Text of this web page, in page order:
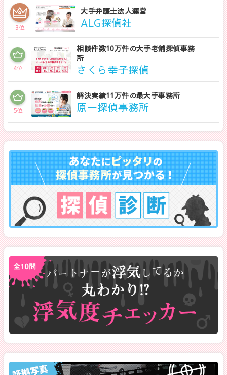
3位
大手弁護士法人運営
ALG探偵社
4位
相談件数10万件の大手老舗探偵事務
所
さくら幸子探偵
5位
解決実績11万件の最大手事務所
原一探偵事務所